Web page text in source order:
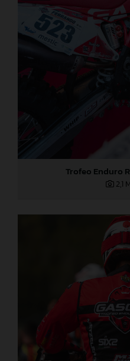
Trofeo Enduro
2,1